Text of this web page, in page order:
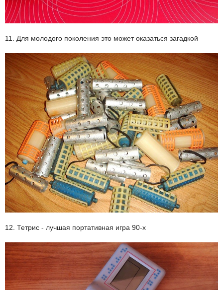
11. Для молодого поколения это может оказаться загадкой
12. Тетрис - лучшая портативная игра 90-х